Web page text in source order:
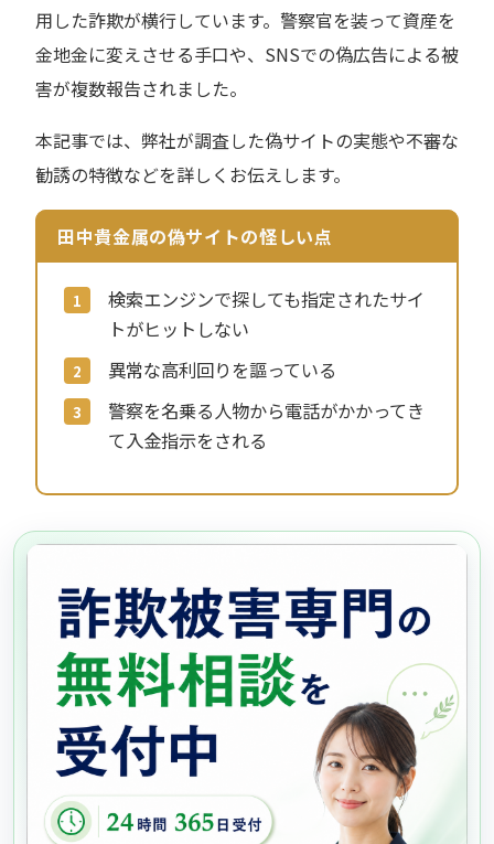
用した詐欺が横行しています。警察官を装って資産を
金地金に変えさせる手口や、SNSでの偽広告による被
害が複数報告されました。
本記事では、弊社が調査した偽サイトの実態や不審な
勧誘の特徴などを詳しくお伝えします。
田中貴金属の偽サイトの怪しい点
検索エンジンで探しても指定されたサイ
トがヒットしない
異常な高利回りを謳っている
警察を名乗る人物から電話がかかってき
て入金指示をされる